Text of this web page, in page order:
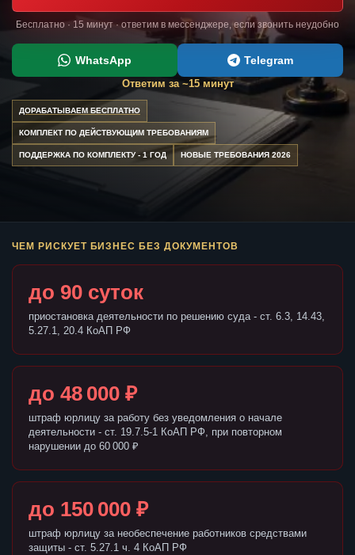
Бесплатно · 15 минут · ответим в мессенджере, если звонить неудобно
WhatsApp Telegram
Ответим за ~15 минут
ДОРАБАТЫВАЕМ БЕСПЛАТНО
КОМПЛЕКТ ПО ДЕЙСТВУЮЩИМ ТРЕБОВАНИЯМ
ПОДДЕРЖКА ПО КОМПЛЕКТУ - 1 ГОД НОВЫЕ ТРЕБОВАНИЯ 2026
ЧЕМ РИСКУЕТ БИЗНЕС БЕЗ ДОКУМЕНТОВ
до 90 суток
приостановка деятельности по решению суда - ст. 6.3, 14.43,
5.27.1, 20.4 КоАП РФ
до 48 000 ₽
штраф юрлицу за работу без уведомления о начале
деятельности - ст. 19.7.5-1 КоАП РФ, при повторном
нарушении до 60 000 ₽
до 150 000 ₽
штраф юрлицу за необеспечение работников средствами
защиты - ст. 5.27.1 ч. 4 КоАП РФ